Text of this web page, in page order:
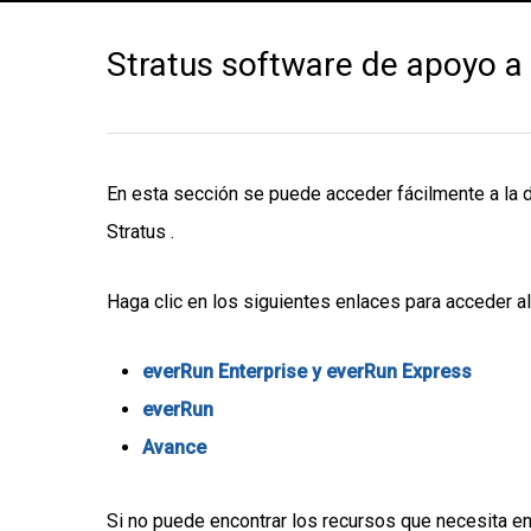
Stratus software de apoyo
En esta sección se puede acceder fácilmente a
Stratus .
Haga clic en los siguientes enlaces para acceder
everRun Enterprise y everRun Express
everRun
Avance
Si no puede encontrar los recursos que necesita